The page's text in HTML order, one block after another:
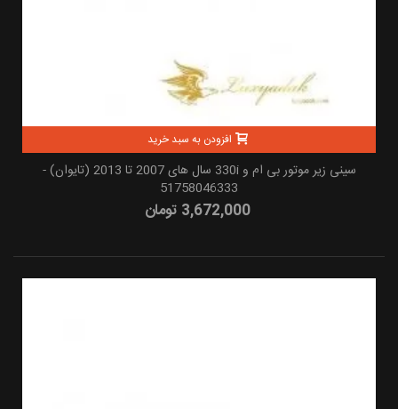
افزودن به سبد خرید
سینی زیر موتور بی ام و 330i سال های 2007 تا 2013 (تایوان) -
51758046333
3,672,000 تومان